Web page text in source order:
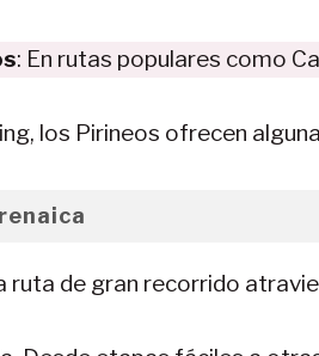
: En rutas populares como
los Pirineos ofrecen
ruta de gran recorrido